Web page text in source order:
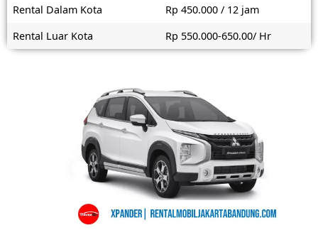
Rental Dalam Kota
Rp 450.000 / 12 jam
Rental Luar Kota
Rp 550.000-650.00/ Hr